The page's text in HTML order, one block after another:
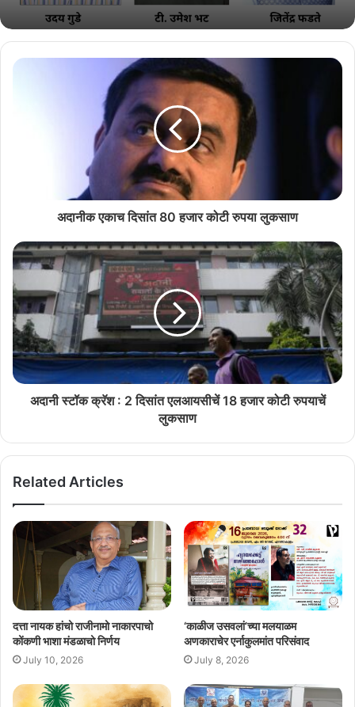
अदानीक एकाच दिसांत 80 हजार कोटी रुपया लुकसाण
अदानी स्टॉक क्रॅश : 2 दिसांत एलआयसीचें 18 हजार कोटी रुपयाचें
लुकसाण
Related Articles
दत्ता नायक हांचो राजीनामो नाकारपाचो
कोंकणी भाशा मंडळाचो निर्णय
July 10, 2026
‘काळीज उसवलां’च्या मलयाळम
अणकाराचेर एर्नाकुलमांत परिसंवाद
July 8, 2026